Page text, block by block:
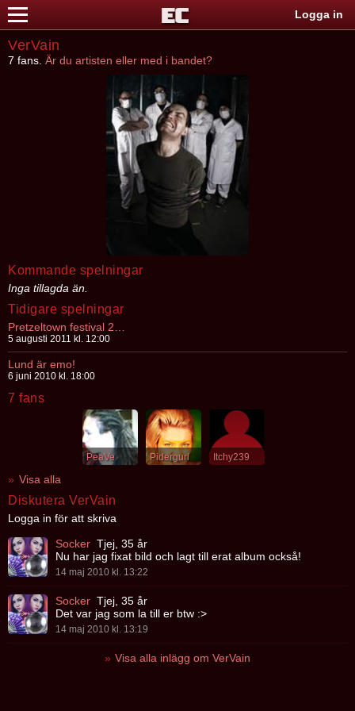
Logga in
VerVain
7 fans. Är du artisten eller med i bandet?
Kommande spelningar
Inga tillagda än.
Tidigare spelningar
5 augusti 2011 kl. 12:00
Lund är emo!
6 juni 2010 kl. 18:00
7 fans
PeaVe Pidergurl Itchy239
Visa alla
Diskutera VerVain
Logga in för att skriva
Socker Tjej, 35 år
Nu har jag fixat bild och lagt till erat album också!
14 maj 2010 kl. 13:22
Socker Tjej, 35 år
Det var jag som la till er btw :>
14 maj 2010 kl. 13:19
Visa alla inlägg om VerVain